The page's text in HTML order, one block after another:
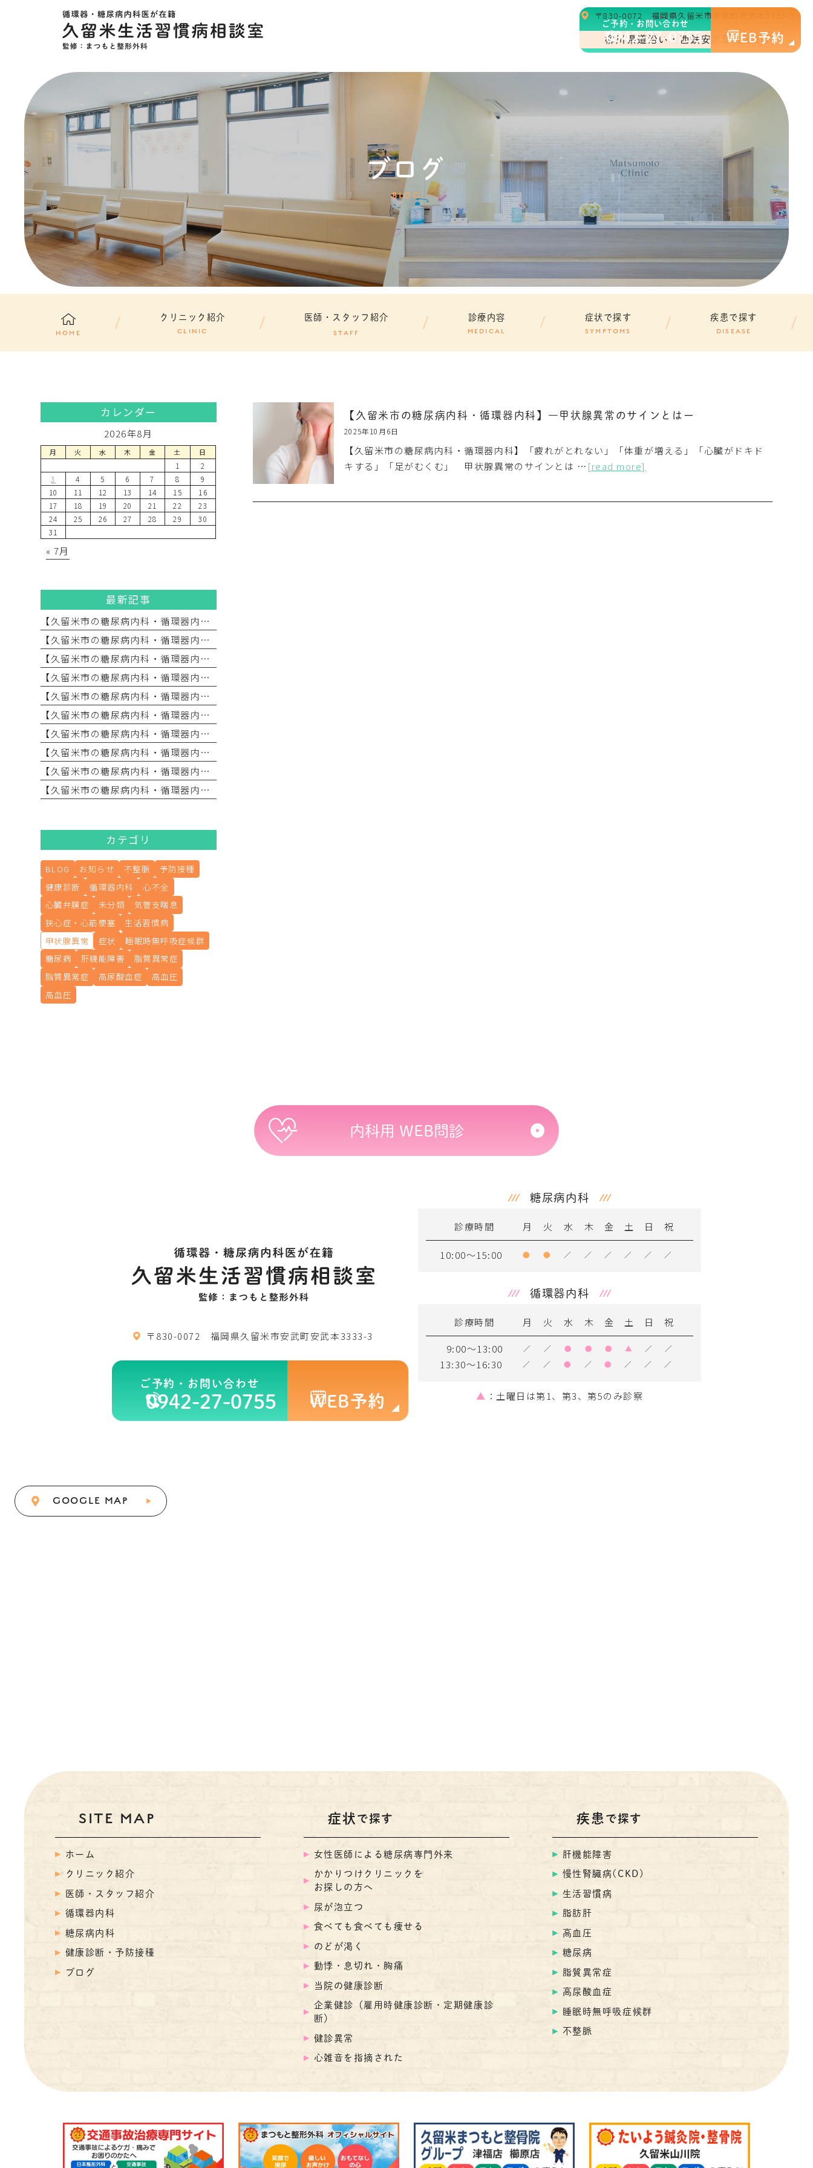
〒830-0072 福岡県久留米市安武町安武本3333-3
柳川県道沿い・西鉄安武駅徒歩2分
ご予約・お問い合わせ
0942-27-0755 WEB予約
ブログ
BLOG
HOME
クリニック紹介
CLINIC
医師・スタッフ紹介
STAFF
診療内容
MEDICAL
症状で探す
SYMPTOMS
疾患で探す
DISEASE
【久留米市の糖尿病内科・循環器内科】―甲状腺異常のサインとはー
2025年10月6日
【久留米市の糖尿病内科・循環器内科】「疲れがとれない」「体重が増える」「心臓がドキド
キする」「足がむくむ」 甲状腺異常のサインとは … [read more]
カレンダー
2026年8月
月 火 水 木 金 土 日
1
2
3
4 5 6 7 8
9
10
11 12 13 14 15
16
17
18 19 20 21 22
23
24
25 26 27 28 29
30
31
« 7月
最新記事
【久留米市の糖尿病内科・循環器内科】整形外科×内科の連携で生活習慣病を改善へ導く運動療法
【久留米市の糖尿病内科・循環器内科】 「農繁期に要注意！」コレステロール値が高いと言われたら？血管のアンチエイジング（第４回）
【久留米市の糖尿病内科・循環器内科】 血圧が高い状態が続くとどうなる？心臓を守るための血圧管理（第3回）
【久留米市の糖尿病内科・循環器内科】「隠れ糖尿病」に要注意！自覚症状のない初期から対策が必要な理由 （第2回）
【久留米市の糖尿病内科・循環器内科】 そもそも「生活習慣病」とは？なぜ症状がないうちから治療が必要なのか （第1回）
【久留米市の糖尿病内科・循環器内科】 『慢性腎臓病（CKD）』の早期発見と予防
【久留米市の糖尿病内科・循環器内科】 急な暑さに要注意！初夏に忍び寄る「隠れ脱水」のリスク
【久留米市の糖尿病内科・循環器内科】5月病のイライラや不安…実は「血糖値」が原因かもしれません
【久留米市の糖尿病内科・循環器内科】GW明けの動悸・息切れは「連休疲れ」？それとも心臓のSOS？
【久留米市の糖尿病内科・循環器内科】 その喉の渇きは、ただの暑さ？それとも糖尿病？GWの外出先で要注意！急激に血糖値が上がる「ペットボトル症候群」
カテゴリ
BLOG お知らせ 不整脈
予防接種
健康診断
循環器内科
心不全
心臓弁膜症
未分類
気管支喘息
狭心症・心筋梗塞
生活習慣病
甲状腺異常
症状
睡眠時無呼吸症候群
糖尿病
肝機能障害
脂質異常症
脂質異常症
高尿酸血症
高血圧
高血圧
内科用 WEB問診
〒830-0072 福岡県久留米市安武町安武本3333-3
ご予約・お問い合わせ
0942-27-0755 WEB予約
糖尿病内科
診療時間 月 火 水 木 金 土 日 祝
10:00～15:00 ● ● ／ ／ ／ ／ ／ ／
循環器内科
診療時間 月 火 水 木 金 土 日
祝
9:00～13:00
／ ／ ● ● ● ▲ ／ ／
13:30～16:30 ／ ／ ● ／ ● ／ ／ ／
▲ ：土曜日は第1、第3、第5のみ診察
GOOGLE MAP
SITE MAP
ホーム
クリニック紹介
医師・スタッフ紹介
循環器内科
糖尿病内科
健康診断・予防接種
ブログ
症状 で探す
女性医師による糖尿病専門外来
かかりつけクリニックを
お探しの方へ
尿が泡立つ
食べても食べても痩せる
のどが渇く
動悸・息切れ・胸痛
当院の健康診断
企業健診（雇用時健康診断・定期健康診
断）
健診異常
心雑音を指摘された
疾患 で探す
肝機能障害
慢性腎臓病(CKD)
生活習慣病
脂肪肝
高血圧
糖尿病
脂質異常症
高尿酸血症
睡眠時無呼吸症候群
不整脈